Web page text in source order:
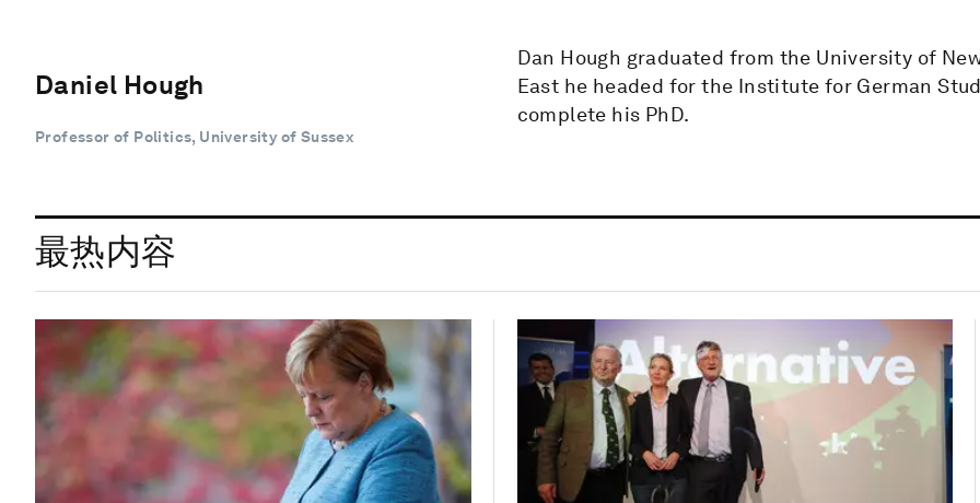
Daniel Hough
Professor of Politics, University of Sussex
Dan Hough graduated from the University of
East he headed for the Institute for German
complete his PhD.
最热内容